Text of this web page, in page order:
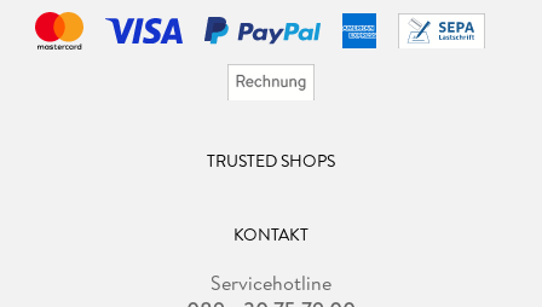
TRUSTED SHOPS
KONTAKT
Servicehotline